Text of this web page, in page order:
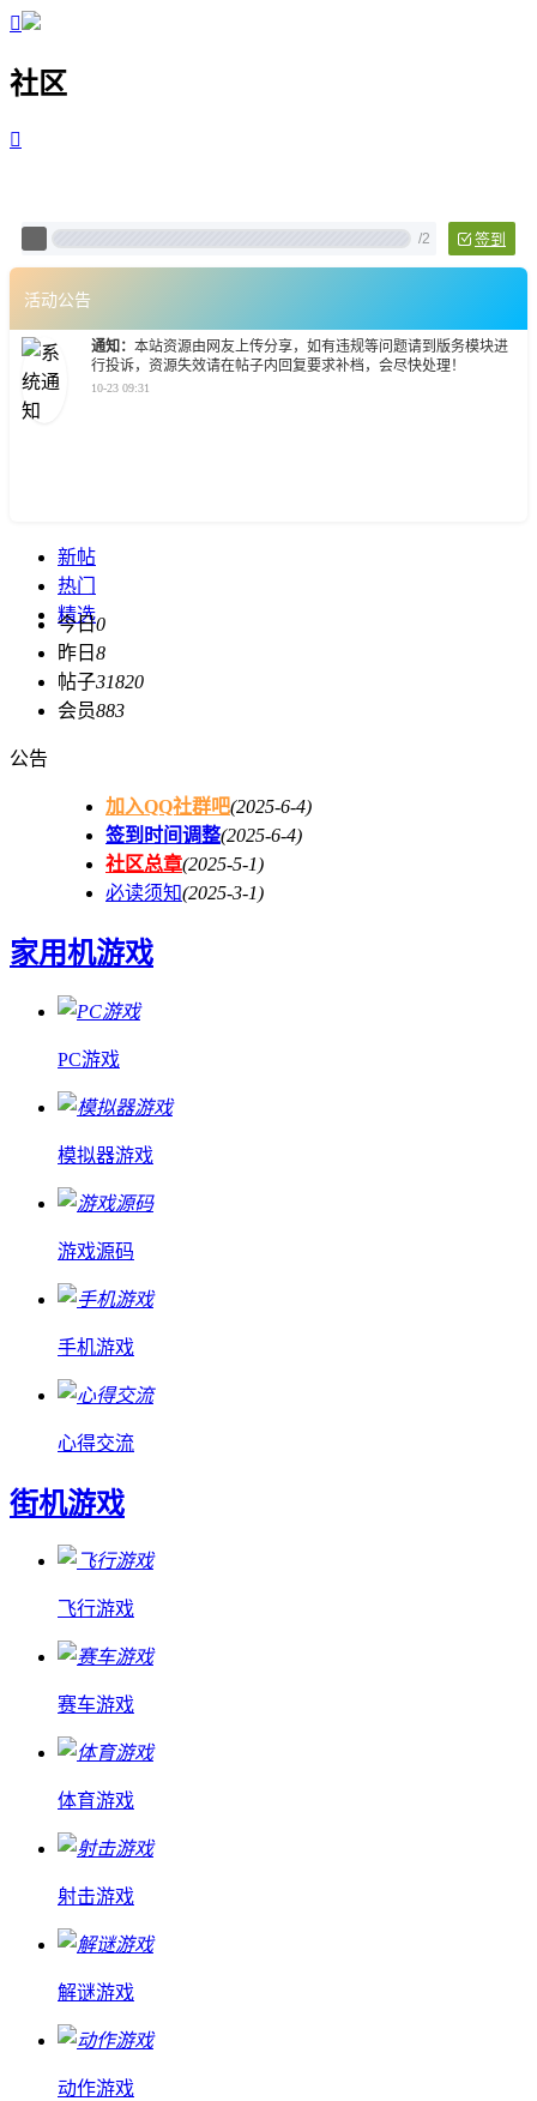

社区

Pixtech 社区 - 云计算、Linux
/2 签到
活动公告
通知： 本站资源由网友上传分享，如有违规等问题请到版务模块进
行投诉，资源失效请在帖子内回复要求补档，会尽快处理！
10-23 09:31
新帖
热门
精选
今日0
昨日 8
帖子31820
会员883
公告
加入QQ社群吧(2025-6-4)
签到时间调整(2025-6-4)
社区总章(2025-5-1)
必读须知(2025-3-1)
家用机游戏
PC游戏
模拟器游戏
游戏源码
手机游戏
心得交流
街机游戏
飞行游戏
赛车游戏
体育游戏
射击游戏
解谜游戏
动作游戏